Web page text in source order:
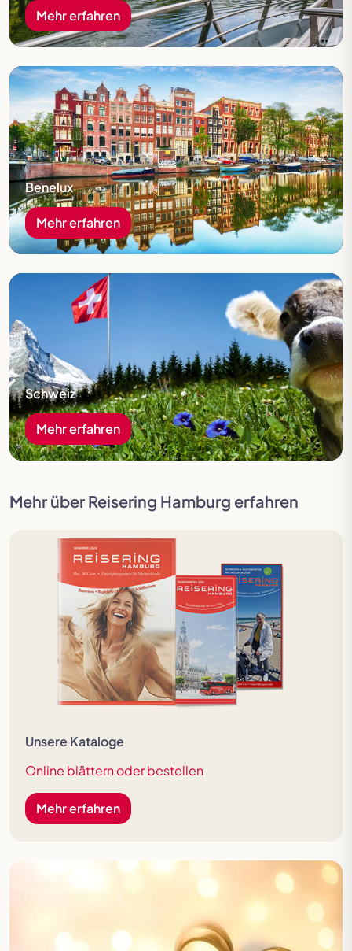
Mehr erfahren
Mehr erfahren
Benelux
Mehr erfahren
Mehr erfahren
Schweiz
Mehr erfahren
Mehr über Reisering Hamburg erfahren
Unsere Kataloge
Online blättern oder bestellen
Mehr erfahren